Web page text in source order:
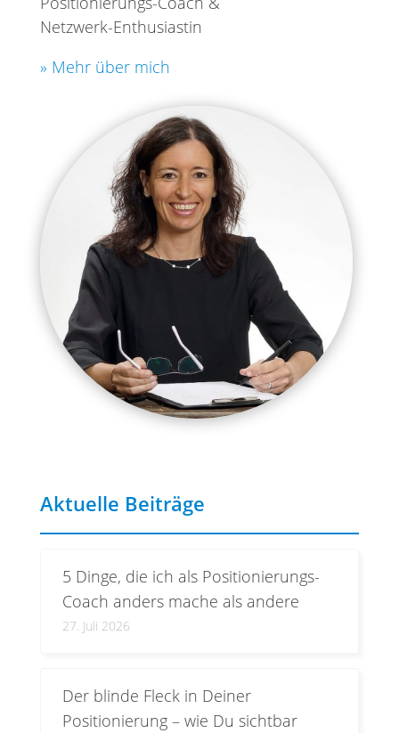
Netzwerk-Enthusiastin
» Mehr über mich
Aktuelle Beiträge
5 Dinge, die ich als Positionierungs-
Coach anders mache als andere
27. Juli 2026
Der blinde Fleck in Deiner
Positionierung – wie Du sichtbar